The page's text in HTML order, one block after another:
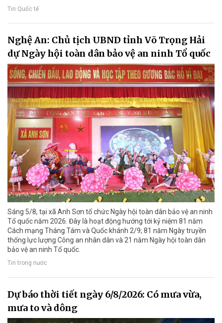
Tin Quốc tế
Nghệ An: Chủ tịch UBND tỉnh Võ Trọng Hải
dự Ngày hội toàn dân bảo vệ an ninh Tổ quốc
Sáng 5/8, tại xã Anh Sơn tổ chức Ngày hội toàn dân bảo vệ an ninh
Tổ quốc năm 2026. Đây là hoạt động hướng tới kỷ niệm 81 năm
Cách mạng Tháng Tám và Quốc khánh 2/9; 81 năm Ngày truyền
thống lực lượng Công an nhân dân và 21 năm Ngày hội toàn dân
bảo vệ an ninh Tổ quốc.
Tin trong nước
Dự báo thời tiết ngày 6/8/2026: Có mưa vừa,
mưa to và dông